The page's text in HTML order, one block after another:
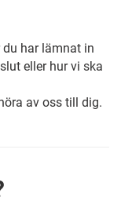
har lämnat in
eller hur vi ska
av oss till dig.